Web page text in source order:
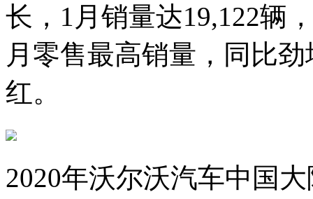
长，1月销量达19,122辆
月零售最高销量，同比
红。
2020年沃尔沃汽车中国